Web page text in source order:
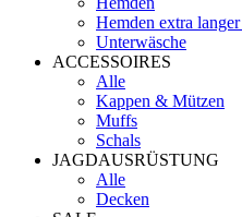
Hemden extra
Unterwäsche
ACCESSOIRES
Alle
Kappen & Mützen
Muffs
Schals
JAGDAUSRÜSTUNG
Alle
Decken